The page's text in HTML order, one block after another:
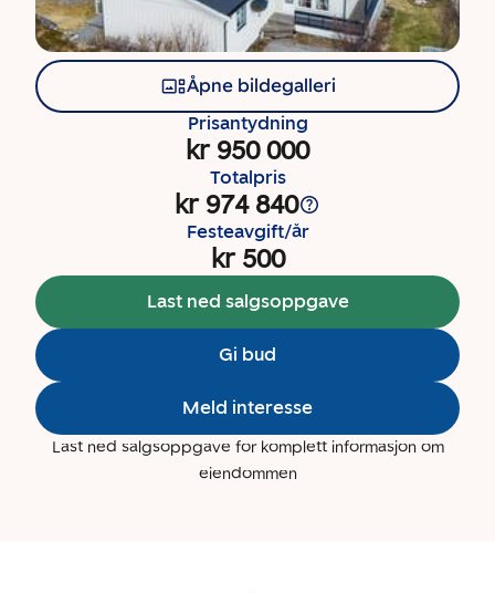
Åpne bildegalleri
Prisantydning
kr 950 000
Totalpris
kr 974 840
Festeavgift/år
kr 500
Last ned salgsoppgave
Gi bud
Meld interesse
Last ned salgsoppgave for komplett informasjon om
eiendommen